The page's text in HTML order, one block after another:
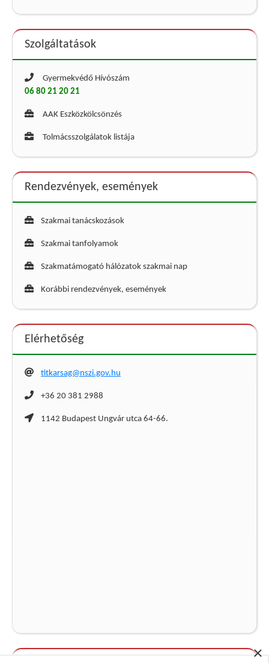
×
Szolgáltatások
Gyermekvédő Hívószám
06 80 21 20 21
AAK Eszközkölcsönzés
Tolmácsszolgálatok listája
Rendezvények, események
Szakmai tanácskozások
Szakmai tanfolyamok
Szakmatámogató hálózatok szakmai nap
Korábbi rendezvények, események
Elérhetőség
titkarsag@nszi.gov.hu
+36 20 381 2988
1142 Budapest Ungvár utca 64-66.